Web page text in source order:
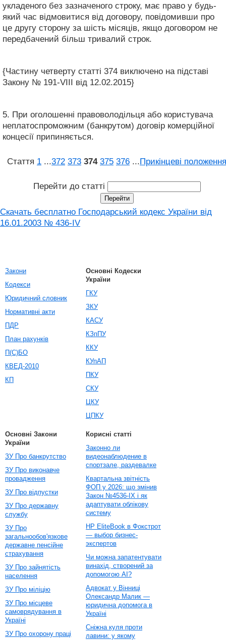
укладеного без зазначеного строку, має право у будь-
який час відмовитися від договору, повідомивши про
це другу сторону за шість місяців, якщо договором не
передбачений більш тривалий строк.
{Частину четверту статті 374 виключено на підставі
Закону № 191-VIII від 12.02.2015}
5. При оголошенні правоволодільця або користувача
неплатоспроможним (банкрутом) договір комерційної
концесії припиняється.
Стаття 1 ...372 373 374 375 376 ...Прикінцеві положення
Перейти до статті
Скачать бесплатно Господарський кодекс України від
16.01.2003 № 436-IV
Закони
Кодекси
Юридичний словник
Нормативні акти
ПДР
План рахунків
П(С)БО
КВЕД-2010
КП
Основні Кодески
України
ГКУ
ЗКУ
КАСУ
КЗпПУ
ККУ
КУпАП
ПКУ
СКУ
ЦКУ
ЦПКУ
Основні Закони
України
ЗУ Про банкрутство
ЗУ Про виконавче
провадження
ЗУ Про відпустки
ЗУ Про державну
службу
ЗУ Про
загальнообов'язкове
державне пенсійне
страхування
ЗУ Про зайнятість
населення
ЗУ Про міліцію
ЗУ Про місцеве
самоврядування в
Україні
ЗУ Про охорону праці
Корисні статті
Законно ли
видеонаблюдение в
спортзале, раздевалке
Квартальна звітність
ФОП у 2026: що змінив
Закон №4536-IX і як
адаптувати облікову
систему
HP EliteBook в Фокстрот
— выбор бизнес-
экспертов
Чи можна запатентувати
винахід, створений за
допомогою AI?
Адвокат у Вінниці
Олександр Малик —
юридична допомога в
Україні
Сніжна куля проти
лавини: у якому